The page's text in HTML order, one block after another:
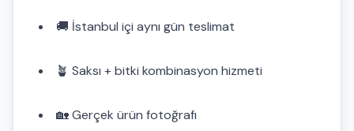
🚚 İstanbul içi aynı gün teslimat
🪴 Saksı + bitki kombinasyon hizmeti
🏡 Gerçek ürün fotoğrafı